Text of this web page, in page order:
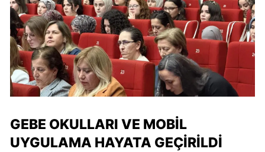
GEBE OKULLARI VE MOBIL
UYGULAMA HAYATA GEÇIRILDI